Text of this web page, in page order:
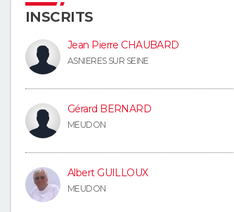
INSCRITS
Jean Pierre CHAUBARD
ASNIERES SUR SEINE
Gérard BERNARD
MEUDON
Albert GUILLOUX
MEUDON